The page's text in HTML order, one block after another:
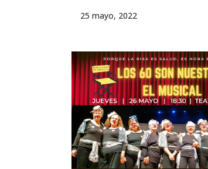
25 mayo, 2022